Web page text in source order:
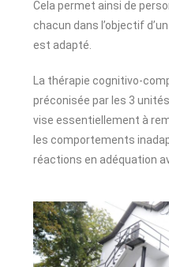
Cela permet ainsi de
chacun dans l’objectif
est adapté.
La thérapie cognitivo-
préconisée par les 3
vise essentiellement à
les comportements
réactions en adéquation